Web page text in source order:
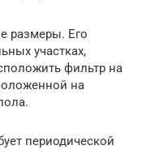
размеры. Его
участках,
фильтр на
на
периодической